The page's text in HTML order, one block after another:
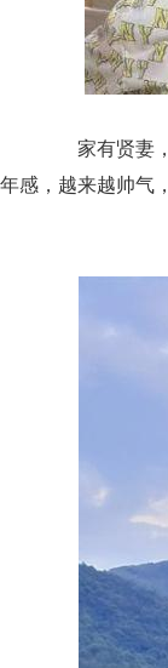
家有贤妻，
年感，越来越帅气